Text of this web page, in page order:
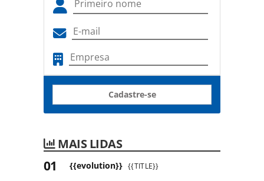
Cadastre-se
MAIS LIDAS
{{evolution}} {{TITLE}}